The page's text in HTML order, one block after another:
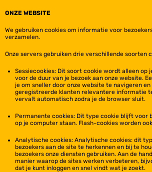
ONZE WEBSITE
We gebruiken cookies om informatie voor
verzamelen.
Onze servers gebruiken drie verschillende soorten
Sessiecookies: Dit soort cookie wordt alleen op
voor de duur van je bezoek aan onze website.
je om sneller door onze website te navigeren en
geregistreerde klanten relevantere informatie
vervalt automatisch zodra je de browser sluit.
Permanente cookies: Dit type cookie blijft voor
op je computer staan. Flash-cookies worden
Analytische cookies: Analytische cookies: dit
bezoekers aan de site te herkennen en bij te
bezoekers onze diensten gebruiken. Aan de
manier waarop de sites werken verbeteren,
dat je kunt inloggen en snel vindt wat je zoekt.